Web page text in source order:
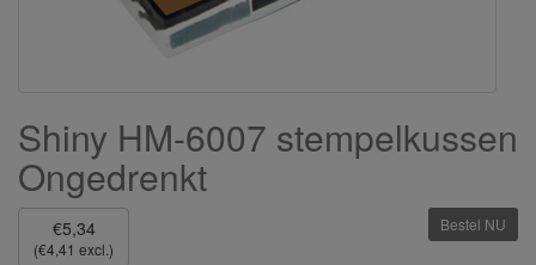
Shiny HM-6007 stempelkussen
Ongedrenkt
€5,34
(€4,41 excl.)
Bestel NU